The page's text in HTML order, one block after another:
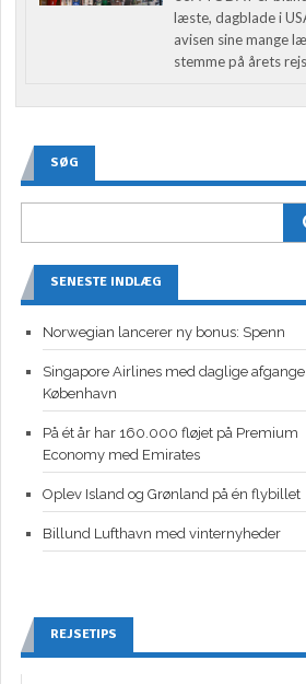
læste, dagblade i
avisen sine mange
stemme på årets
SØG
SENESTE INDLÆG
Norwegian lancerer ny bonus: Spenn
Singapore Airlines med daglige afgange
København
På ét år har 160.000 fløjet på Premium
Economy med Emirates
Oplev Island og Grønland på én flybillet
Billund Lufthavn med vinternyheder
REJSETIPS